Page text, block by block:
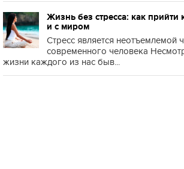
Жизнь без стресса: как прийти
и с миром
Стресс является неотъемлемой
современного человека
жизни каждого из нас быв...